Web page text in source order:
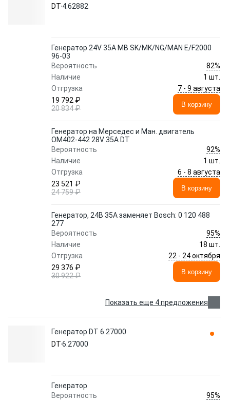
DT 4.62882
Генератор 24V 35A MB SK/MK/NG/MAN E/F2000
96-03
Вероятность
82%
Наличие
1 шт.
Отгрузка
7 - 9 августа
19 792 ₽
20 834 ₽
В корзину
Генератор на Мерседес и Ман. двигатель
OM402-442 28V 35A DT
Вероятность
92%
Наличие
1 шт.
Отгрузка
6 - 8 августа
23 521 ₽
24 759 ₽
В корзину
Генератор, 24В 35A заменяет Bosch: 0 120 488
277
Вероятность
95%
Наличие
18 шт.
Отгрузка
22 - 24 октября
29 376 ₽
30 922 ₽
В корзину
Показать еще 4 предложения
Генератор DT 6.27000
DT6.27000
Генератор
Вероятность
95%